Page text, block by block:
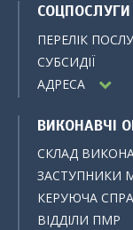
СОЦПОСЛУГИ
ПЕРЕЛІК
СУБСИДІЇ
АДРЕСА
ВИКОНАВЧІ
СКЛАД
ЗАСТУПНИКИ
КЕРУЮЧА
ВІДДІЛИ ПМР